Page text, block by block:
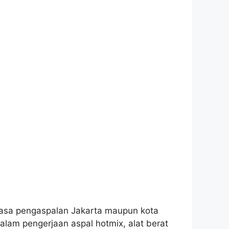
pengaspalan Jakarta maupun kota
pengerjaan aspal hotmix, alat berat